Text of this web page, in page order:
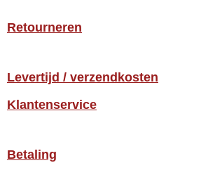
Retourneren
Levertijd / verzendkosten
Klantenservice
Betaling